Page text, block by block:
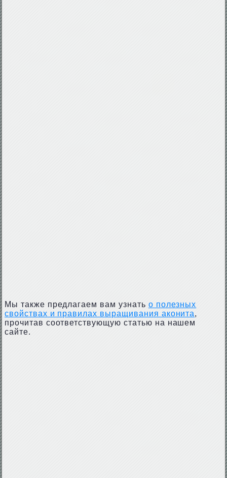
Мы также предлагаем вам узнать о полезных
свойствах и правилах выращивания аконита,
прочитав соответствующую статью на нашем
сайте.